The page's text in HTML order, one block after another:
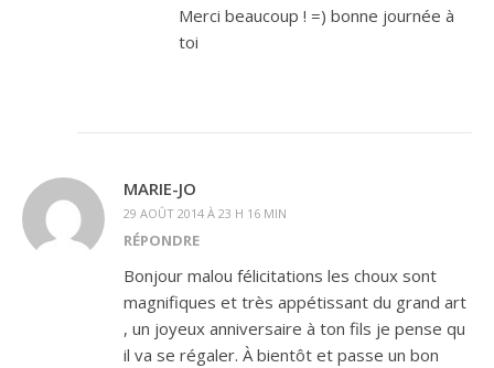
Merci beaucoup ! =) bonne journée à
toi
MARIE-JO
29 AOÛT 2014 À 23 H 16 MIN
RÉPONDRE
Bonjour malou félicitations les choux sont
magnifiques et très appétissant du grand art
, un joyeux anniversaire à ton fils je pense qu
il va se régaler. À bientôt et passe un bon